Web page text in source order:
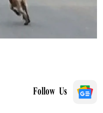
Follow Us